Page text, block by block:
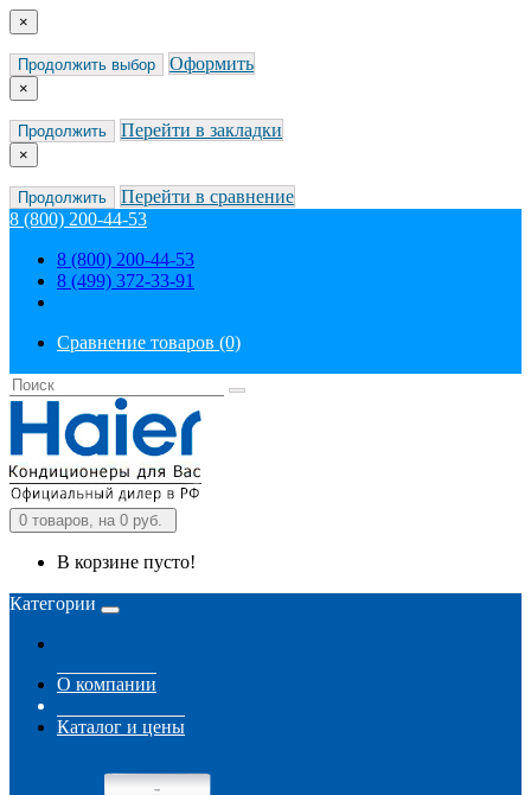
×
Продолжить выбор Оформить
×
Продолжить Перейти в закладки
×
Продолжить
Перейти в сравнение
8 (800) 200-44-53
8 (800) 200-44-53
8 (499) 372-33-91
Сравнение товаров (0)
0 товаров, на 0 руб.
В корзине пусто!
Категории
О компании
Каталог и цены